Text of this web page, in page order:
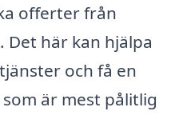
offerter från
här kan hjälpa
och få en
är mest pålitlig